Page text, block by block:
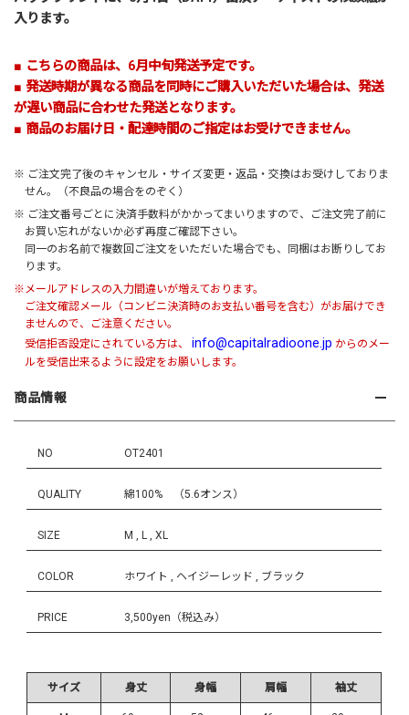
入ります。
■ こちらの商品は、6月中旬発送予定です。
■ 発送時期が異なる商品を同時にご購入いただいた場合は、発送
が遅い商品に合わせた発送となります。
■ 商品のお届け日・配達時間のご指定はお受けできません。
※ ご注文完了後のキャンセル・サイズ変更・返品・交換はお受けしておりま
せん。（不良品の場合をのぞく）
※ ご注文番号ごとに決済手数料がかかってまいりますので、ご注文完了前に
お買い忘れがないか必ず再度ご確認下さい。
同一のお名前で複数回ご注文をいただいた場合でも、同梱はお断りしてお
ります。
※メールアドレスの入力間違いが増えております。
ご注文確認メール（コンビニ決済時のお支払い番号を含む）がお届けでき
ませんので、ご注意ください。
受信拒否設定にされている方は、 info@capitalradioone.jp からのメー
ルを受信出来るように設定をお願いします。
商品情報
NO OT2401
QUALITY 綿100% （5.6オンス）
SIZE M , L , XL
COLOR ホワイト , ヘイジーレッド , ブラック
PRICE 3,500yen（税込み）
サイズ 身丈 身幅 肩幅 袖丈